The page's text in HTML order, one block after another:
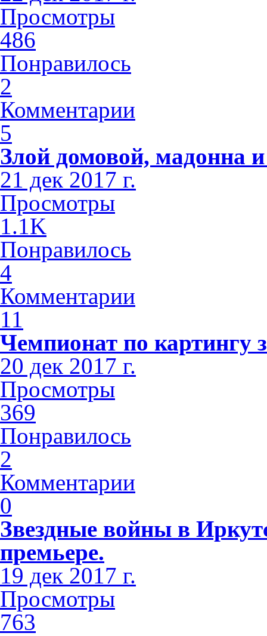
Просмотры
486
Понравилось
2
Комментарии
5
Злой домовой, мадонна
21 дек 2017 г.
Просмотры
1.1K
Понравилось
4
Комментарии
11
Чемпионат по картингу
20 дек 2017 г.
Просмотры
369
Понравилось
2
Комментарии
0
Звездные войны в
премьере.
19 дек 2017 г.
Просмотры
763